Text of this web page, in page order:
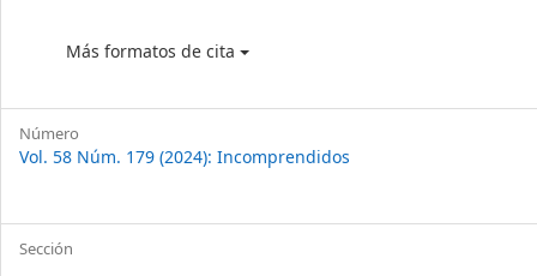
Más formatos de cita
Número
Vol. 58 Núm. 179 (2024): Incomprendidos
Sección